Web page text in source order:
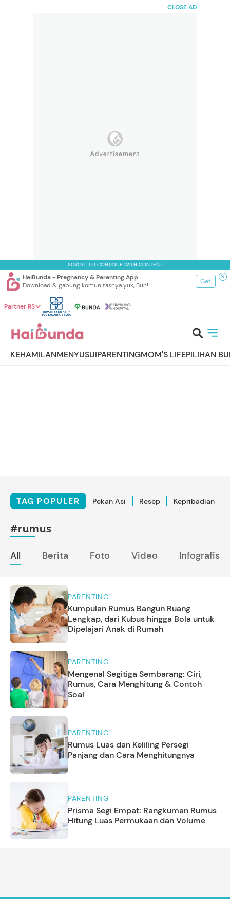
CLOSE AD
SCROLL TO CONTINUE WITH CONTENT
HaiBunda - Pregnancy & Parenting App
Download & gabung komunitasnya yuk, Bun!
Get
Partner RS
KEHAMILANMENYUSUIPARENTINGMOM'S LIFEPILIHAN
TAG POPULER Pekan Asi Resep Kepribadian
#rumus
All Berita Foto Video Infografis
PARENTING
Kumpulan Rumus Bangun Ruang
Lengkap, dari Kubus hingga Bola untuk
Dipelajari Anak di Rumah
PARENTING
Mengenal Segitiga Sembarang: Ciri,
Rumus, Cara Menghitung & Contoh
Soal
PARENTING
Rumus Luas dan Keliling Persegi
Panjang dan Cara Menghitungnya
PARENTING
Prisma Segi Empat: Rangkuman Rumus
Hitung Luas Permukaan dan Volume